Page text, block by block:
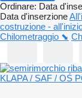
Ordinare: Data
Data d'inserzione
costruzione -
Chilometraggio ⬊